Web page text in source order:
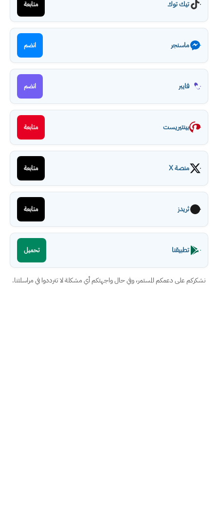
تيك توك متابعة
ماسنجر انضم
فايبر انضم
بينتيريست متابعة
منصة X متابعة
ثريدز متابعة
تطبيقنا تحميل
نشكركم على دعمكم المستمر، وفي حال واجهتكم أي مشكلة لا تترددوا في مراسلتنا.